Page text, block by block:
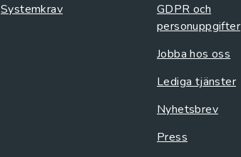
Systemkrav
GDPR och
personuppgifter
Jobba hos oss
Lediga tjänster
Nyhetsbrev
Press